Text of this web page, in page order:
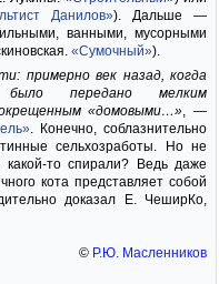
Данилов»). Дальше —
ванными, мусорными
«Сумочный»).
примерно век назад, когда
было передано мелким
«домовыми…», —
. Конечно, соблазнительно
сельхозработы. Но не
то спирали? Ведь даже
кота представляет собой
доказал Е. ЧеширКо,
© Р.Ю. Масленников